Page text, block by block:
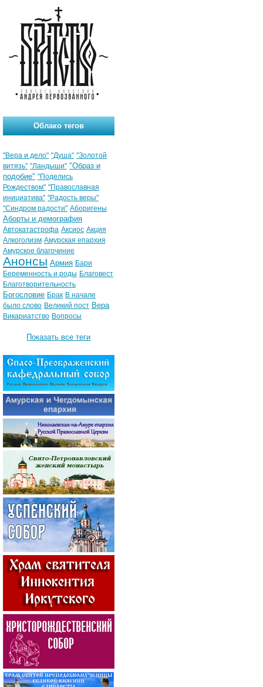
Облако тегов
"Вера и дело" "Душа" "Золотой
витязь" "Ландыши" "Образ и
подобие" "Поделись
Рождеством" "Православная
инициатива" "Радость веры"
"Синдром радости" Аборигены
Аборты и демография
Автокатастрофа Аксиос Акция
Алкоголизм Амурская епархия
Амурское благочиние
Анонсы Армия Бари
Беременность и роды Благовест
Благотворительность
Богословие Брак В начале
было слово Великий пост Вера
Викариатство Вопросы
Показать все теги